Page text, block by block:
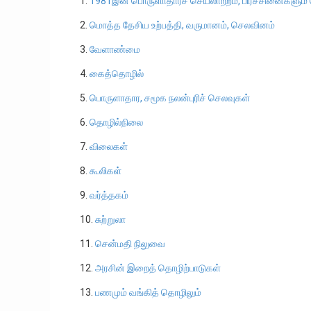
2.மொத்த தேசிய உற்பத்தி, வருமானம், செலவினம்
3.வேளாண்மை
4.கைத்தொழில்
5.பொருளாதார, சமூக நலன்புரிச் செலவுகள்
6.தொழில்நிலை
7.விலைகள்
8.கூலிகள்
9.வர்த்தகம்
10.சுற்றுலா
11.சென்மதி நிலுவை
12.அரசின் இறைத் தொழிற்பாடுகள்
13.பணமும் வங்கித் தொழிலும்